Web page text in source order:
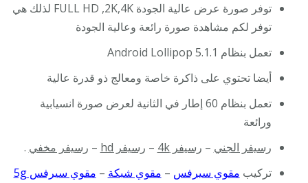
توفر صورة عرض عالية الجودة FULL HD ,2K,4K لذلك هي
توفر لكم مشاهدة صورة رائعة وعالية الجودة
تعمل بنظام Android Lollipop 5.1.1
أيضا تحتوي على ذاكرة خاصة ومعالج ذو قدرة عالية
تعمل بنظام 60 إطار في الثانية لعرض صورة انسيابية
ورائعة
رسيفر الجني – رسيفر 4k – رسيفر hd – رسيفر مخفي .
تركيب مقوي سيرفس – مقوي شبكة – مقوي سيرفس 5g